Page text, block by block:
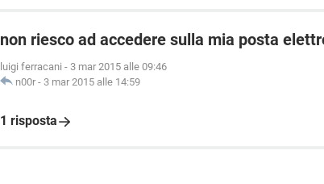
non riesco ad accedere sulla mia posta
luigi ferracani - 3 mar 2015 alle 09:46
n00r - 3 mar 2015 alle 14:59
1 risposta